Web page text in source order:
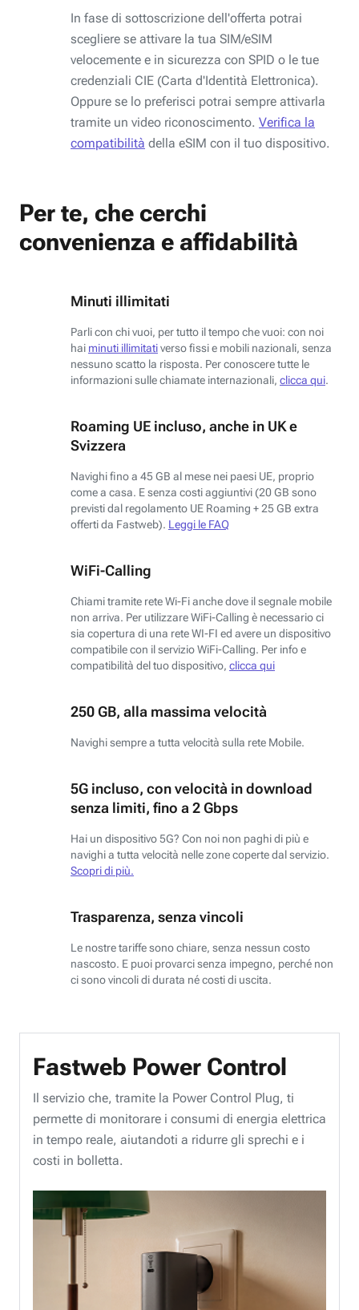
In fase di sottoscrizione dell'offerta potrai
scegliere se attivare la tua SIM/eSIM
velocemente e in sicurezza con SPID o le tue
credenziali CIE (Carta d'Identità Elettronica).
Oppure se lo preferisci potrai sempre attivarla
tramite un video riconoscimento. Verifica la
compatibilità della eSIM con il tuo dispositivo.
Per te, che cerchi
convenienza e affidabilità
Minuti illimitati
Parli con chi vuoi, per tutto il tempo che vuoi: con noi
hai minuti illimitativerso fissi e mobili nazionali, senza
nessuno scatto la risposta. Per conoscere tutte le
informazioni sulle chiamate internazionali, clicca qui.
Roaming UE incluso, anche in UK e
Svizzera
Navighi fino a 45 GB al mese nei paesi UE, proprio
come a casa. E senza costi aggiuntivi (20 GB sono
previsti dal regolamento UE Roaming + 25 GB extra
offerti da Fastweb). Leggi le FAQ
WiFi-Calling
Chiami tramite rete Wi-Fi anche dove il segnale mobile
non arriva. Per utilizzare WiFi-Calling è necessario ci
sia copertura di una rete WI-FI ed avere un dispositivo
compatibile con il servizio WiFi-Calling. Per info e
compatibilità del tuo dispositivo, clicca qui
250 GB, alla massima velocità
Navighi sempre a tutta velocità sulla rete Mobile.
5G incluso, con velocità in download
senza limiti, fino a 2 Gbps
Hai un dispositivo 5G? Con noi non paghi di più e
navighi a tutta velocità nelle zone coperte dal servizio.
Scopri di più.
Trasparenza, senza vincoli
Le nostre tariffe sono chiare, senza nessun costo
nascosto. E puoi provarci senza impegno, perché non
ci sono vincoli di durata né costi di uscita.
Fastweb Power Control
Il servizio che, tramite la Power Control Plug, ti
permette di monitorare i consumi di energia elettrica
in tempo reale, aiutandoti a ridurre gli sprechi e i
costi in bolletta.